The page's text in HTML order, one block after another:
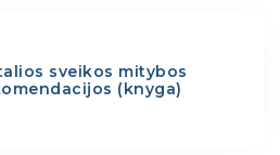
sveikos mitybos
(knyga)